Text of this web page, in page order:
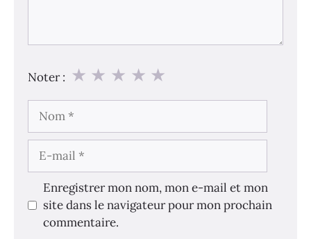
Noter : ★
★
★
★
★
Nom
E-
mail
Enregistrer mon nom, mon e-mail et mon
site dans le navigateur pour mon prochain
commentaire.